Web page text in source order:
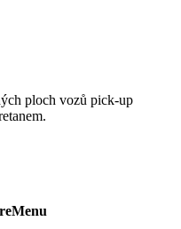
ploch vozů pick-up